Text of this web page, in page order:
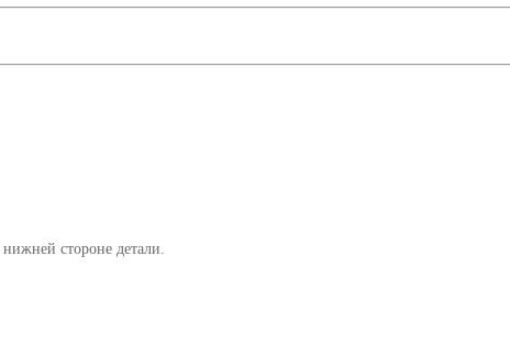
стороне детали.